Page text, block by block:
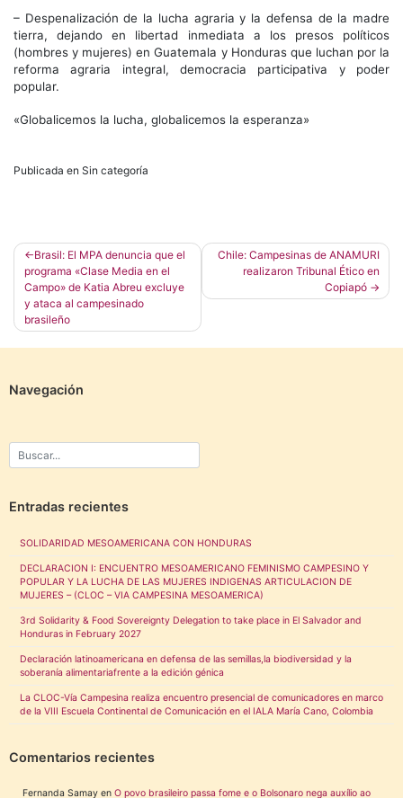
– Despenalización de la lucha agraria y la defensa de la madre
tierra, dejando en libertad inmediata a los presos políticos
(hombres y mujeres) en Guatemala y Honduras que luchan por la
reforma agraria integral, democracia participativa y poder
popular.
«Globalicemos la lucha, globalicemos la esperanza»
Publicada en Sin categoría
Navegación
de
entradas
Brasil: El MPA denuncia que el
programa «Clase Media en el
Campo» de Katia Abreu excluye
y ataca al campesinado
brasileño
Chile: Campesinas de ANAMURI
realizaron Tribunal Ético en
Copiapó
Navegación
Entradas recientes
SOLIDARIDAD MESOAMERICANA CON HONDURAS
DECLARACION I: ENCUENTRO MESOAMERICANO FEMINISMO CAMPESINO Y
POPULAR Y LA LUCHA DE LAS MUJERES INDIGENAS ARTICULACION DE
MUJERES – (CLOC – VIA CAMPESINA MESOAMERICA)
3rd Solidarity & Food Sovereignty Delegation to take place in El Salvador and
Honduras in February 2027
Declaración latinoamericana en defensa de las semillas,la biodiversidad y la
soberanía alimentariafrente a la edición génica
La CLOC-Vía Campesina realiza encuentro presencial de comunicadores en marco
de la VIII Escuela Continental de Comunicación en el IALA María Cano, Colombia
Comentarios recientes
Fernanda Samay en O povo brasileiro passa fome e o Bolsonaro nega auxílio ao